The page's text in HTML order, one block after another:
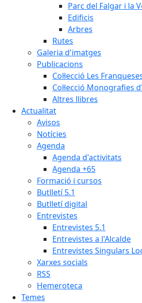
Parc del Falgar i la
Edificis
Arbres
Rutes
Galeria d'imatges
Publicacions
Col·lecció Les
Col·lecció Monografies
Altres llibres
Actualitat
Avisos
Notícies
Agenda
Agenda d'activitats
Agenda +65
Formació i cursos
Butlletí 5.1
Butlletí digital
Entrevistes
Entrevistes 5.1
Entrevistes a l'Alcalde
Entrevistes Singulars
Xarxes socials
RSS
Hemeroteca
Temes